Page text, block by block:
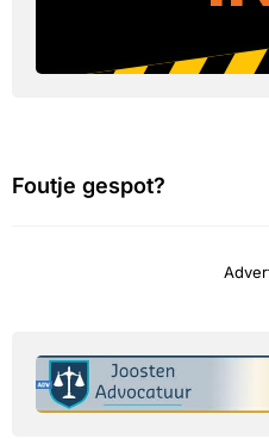
Foutje gespot?